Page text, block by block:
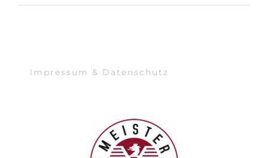
Impressum & Datenschutz